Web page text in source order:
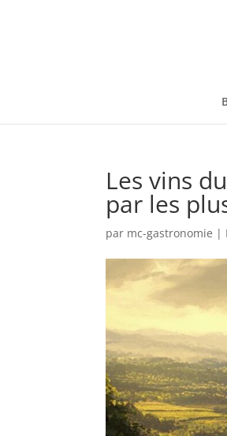
Les vins
par les
par mc-gastronomie |